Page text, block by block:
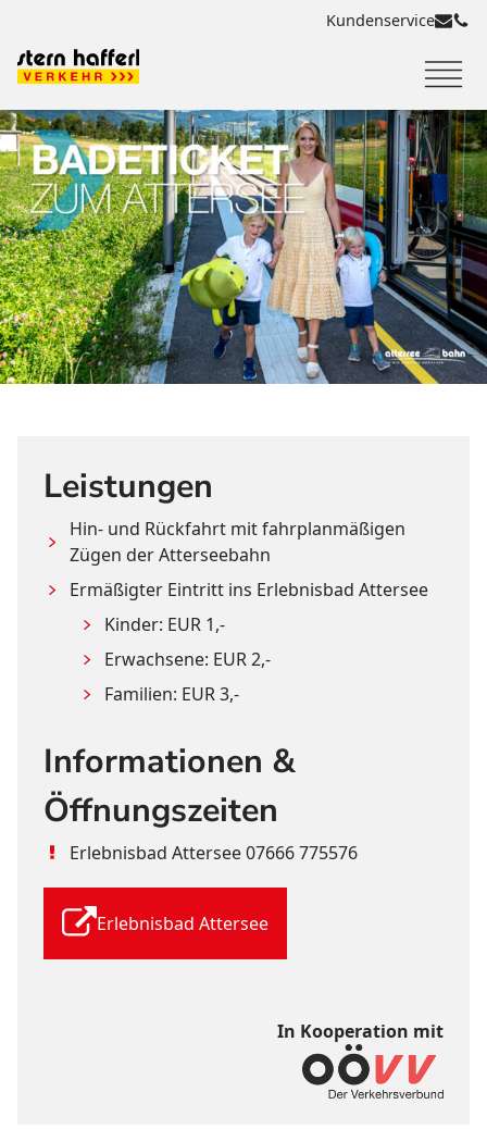
Kundenservice
Leistungen
Hin- und Rückfahrt mit fahrplanmäßigen
Zügen der Atterseebahn
Ermäßigter Eintritt ins Erlebnisbad Attersee
Kinder: EUR 1,-
Erwachsene: EUR 2,-
Familien: EUR 3,-
Informationen &
Öffnungszeiten
Erlebnisbad Attersee 07666 775576
Erlebnisbad Attersee
In Kooperation mit